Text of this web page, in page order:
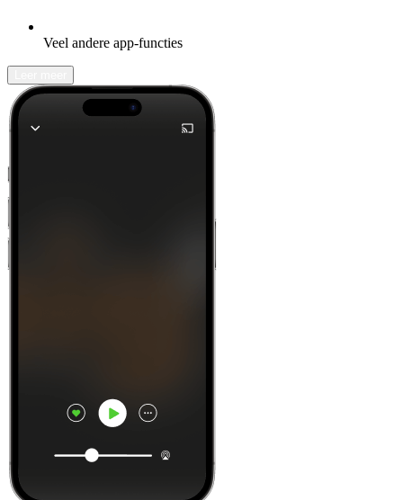
Veel andere app-functies